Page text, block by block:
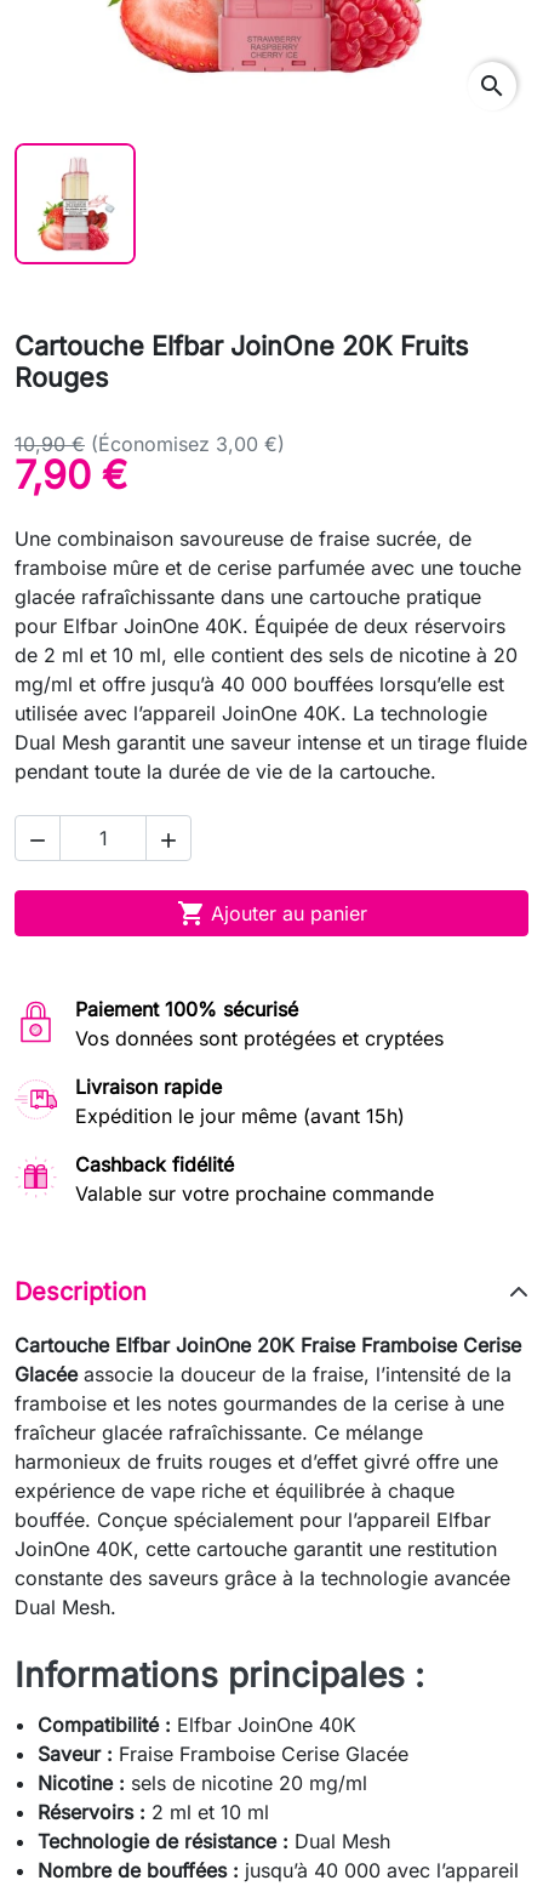
search
Cartouche Elfbar JoinOne 20K Fruits
Rouges
10,90 € (Économisez 3,00 €)
7,90 €
Une combinaison savoureuse de fraise sucrée, de
framboise mûre et de cerise parfumée avec une touche
glacée rafraîchissante dans une cartouche pratique
pour Elfbar JoinOne 40K. Équipée de deux réservoirs
de 2 ml et 10 ml, elle contient des sels de nicotine à 20
mg/ml et offre jusqu’à 40 000 bouffées lorsqu’elle est
utilisée avec l’appareil JoinOne 40K. La technologie
Dual Mesh garantit une saveur intense et un tirage fluide
pendant toute la durée de vie de la cartouche.
 
 Ajouter au panier
Paiement 100% sécurisé
Vos données sont protégées et cryptées
Livraison rapide
Expédition le jour même (avant 15h)
Cashback fidélité
Valable sur votre prochaine commande
Description
Cartouche Elfbar JoinOne 20K Fraise Framboise Cerise
Glacéeassocie la douceur de la fraise, l’intensité de la
framboise et les notes gourmandes de la cerise à une
fraîcheur glacée rafraîchissante. Ce mélange
harmonieux de fruits rouges et d’effet givré offre une
expérience de vape riche et équilibrée à chaque
bouffée. Conçue spécialement pour l’appareil Elfbar
JoinOne 40K, cette cartouche garantit une restitution
constante des saveurs grâce à la technologie avancée
Dual Mesh.
Informations principales :
Compatibilité : Elfbar JoinOne 40K
Saveur : Fraise Framboise Cerise Glacée
Nicotine : sels de nicotine 20 mg/ml
Réservoirs : 2 ml et 10 ml
Technologie de résistance : Dual Mesh
Nombre de bouffées : jusqu’à 40 000 avec l’appareil